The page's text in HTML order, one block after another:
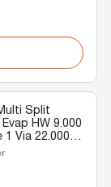
Split
HW 9.000
1 Via 22.000)
32 220v